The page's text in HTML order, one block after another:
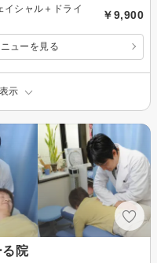
イシャル＋ドライ
￥9,900
ューを見る
示
る院